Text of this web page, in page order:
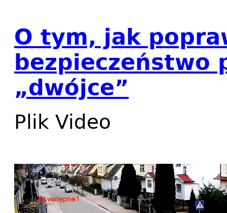
O tym, jak
bezpieczeństwo
„dwójce”
Plik Video